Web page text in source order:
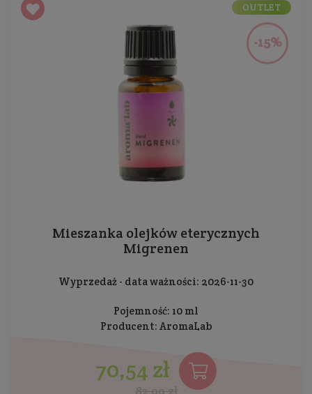
Mieszanka olejków eterycznych
Migrenen
Wyprzedaż - data ważności: 2026-11-30
Pojemność: 10 ml
Producent: AromaLab
70,54 zł
OUTLET
-15%